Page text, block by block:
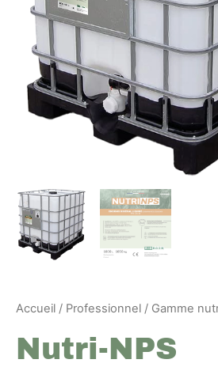
Accueil / Professionnel / Gamme
Nutri-NPS